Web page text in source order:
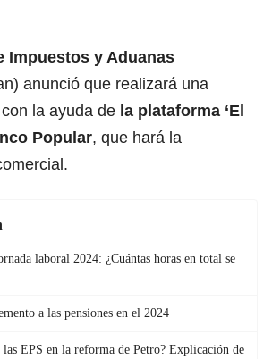
Impuestos y Aduanas
anunció que realizará una
la ayuda de la plataforma ‘El
Popular, que hará la
laboral 2024: ¿Cuántas horas en total se
a las pensiones en el 2024
las EPS en la reforma de Petro? Explicación de